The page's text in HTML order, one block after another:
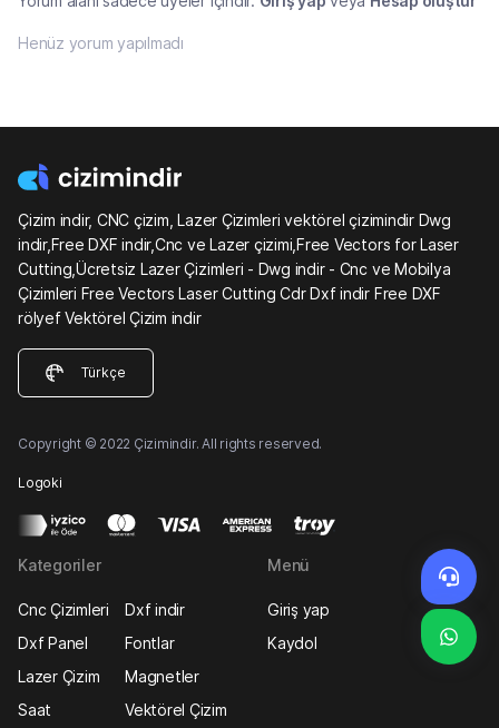
Henüz yorum yapılmadı
Çizim indir, CNC çizim, Lazer Çizimleri vektörel çizimindir Dwg
indir,Free DXF indir,Cnc ve Lazer çizimi,Free Vectors for Laser
Cutting,Ücretsiz Lazer Çizimleri - Dwg indir - Cnc ve Mobilya
Çizimleri Free Vectors Laser Cutting Cdr Dxf indir Free DXF
rölyef Vektörel Çizim indir
Türkçe
Copyright © 2022 Çizimindir. All rights reserved.
Logoki
Kategoriler
Cnc Çizimleri
Dxf indir
Dxf Panel
Fontlar
Lazer Çizim
Magnetler
Saat
Vektörel Çizim
Menü
Giriş yap
Kaydol